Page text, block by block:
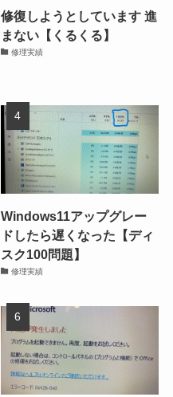
修復しようとしています 進
まない【くるくる】
修理実績
Windows11アップグレー
ドしたら遅くなった【ディ
スク100問題】
修理実績